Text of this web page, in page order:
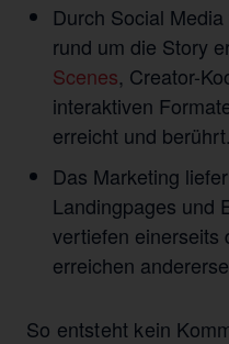
Durch Social
rund um die Story
Scenes, Creator-
interaktiven
erreicht und berührt.
Das Marketing
Landingpages und
vertiefen einerseits
erreichen
So entsteht kein